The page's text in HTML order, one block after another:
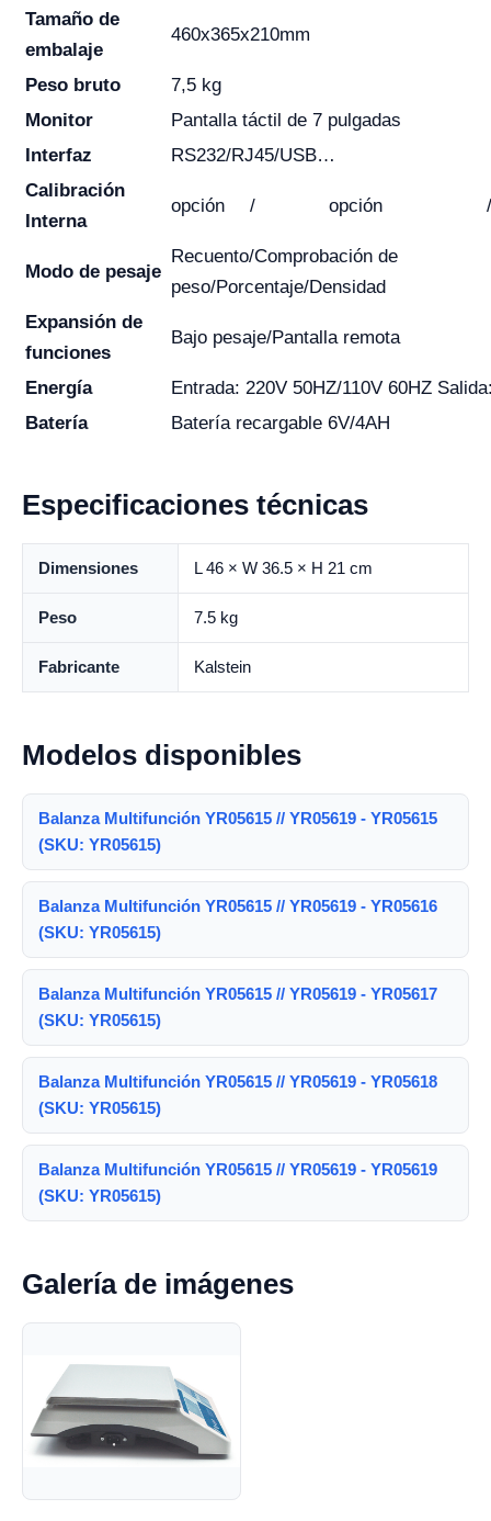
Tamaño de
embalaje
460x365x210mm
Peso bruto
7,5 kg
Monitor
Pantalla táctil de 7 pulgadas
Interfaz
RS232/RJ45/USB…
Calibración
Interna
opción / opción /
Modo de pesaje
Recuento/Comprobación de
peso/Porcentaje/Densidad
Expansión de
funciones
Bajo pesaje/Pantalla remota
Energía
Entrada: 220V 50HZ/110V 60HZ
Batería
Batería recargable 6V/4AH
Especificaciones técnicas
Dimensiones L 46 × W 36.5 × H 21 cm
Peso 7.5 kg
Fabricante Kalstein
Modelos disponibles
Balanza Multifunción YR05615 // YR05619 - YR05615
(SKU: YR05615)
Balanza Multifunción YR05615 // YR05619 - YR05616
(SKU: YR05615)
Balanza Multifunción YR05615 // YR05619 - YR05617
(SKU: YR05615)
Balanza Multifunción YR05615 // YR05619 - YR05618
(SKU: YR05615)
Balanza Multifunción YR05615 // YR05619 - YR05619
(SKU: YR05615)
Galería de imágenes